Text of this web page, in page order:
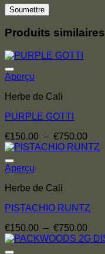
Produits similaires
Aperçu
Herbe de Cali
PURPLE GOTTI
€150.00 – €750.00
de
Aperçu
Herbe de Cali
PISTACHIO RUNTZ
€150.00 – €750.00
de